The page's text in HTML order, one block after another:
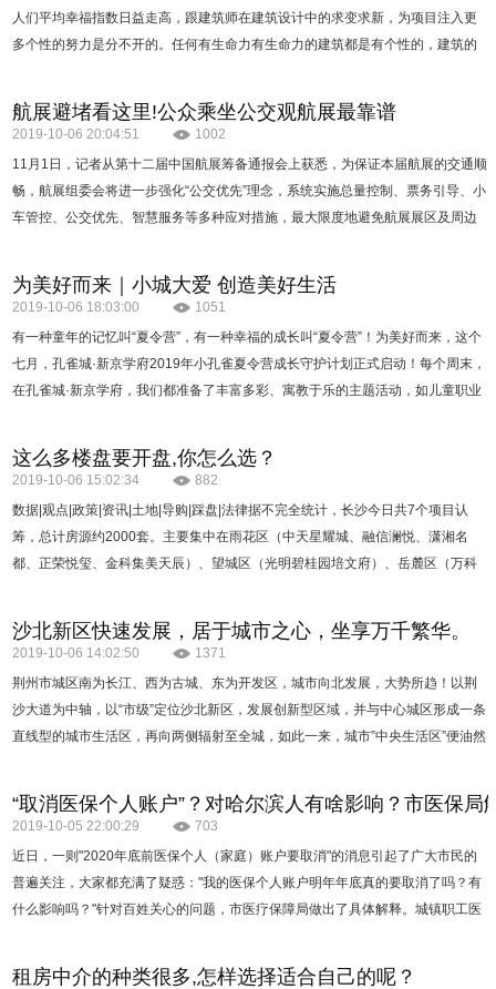
人们平均幸福指数日益走高，跟建筑师在建筑设计中的求变求新，为项目注入更
多个性的努力是分不开的。任何有生命力有生命力的建筑都是有个性的，建筑的
航展避堵看这里!公众乘坐公交观航展最靠谱
2019-10-06 20:04:51
1002
11月1日，记者从第十二届中国航展筹备通报会上获悉，为保证本届航展的交通顺
畅，航展组委会将进一步强化“公交优先”理念，系统实施总量控制、票务引导、小
车管控、公交优先、智慧服务等多种应对措施，最大限度地避免航展展区及周边
为美好而来｜小城大爱 创造美好生活
2019-10-06 18:03:00
1051
有一种童年的记忆叫“夏令营”，有一种幸福的成长叫“夏令营”！为美好而来，这个
七月，孔雀城·新京学府2019年小孔雀夏令营成长守护计划正式启动！每个周末，
在孔雀城·新京学府，我们都准备了丰富多彩、寓教于乐的主题活动，如儿童职业
这么多楼盘要开盘,你怎么选？
2019-10-06 15:02:34
882
数据|观点|政策|资讯|土地|导购|踩盘|法律据不完全统计，长沙今日共7个项目认
筹，总计房源约2000套。主要集中在雨花区（中天星耀城、融信澜悦、潇湘名
都、正荣悦玺、金科集美天辰）、望城区（光明碧桂园培文府）、岳麓区（万科
沙北新区快速发展，居于城市之心，坐享万千繁华。
2019-10-06 14:02:50
1371
荆州市城区南为长江、西为古城、东为开发区，城市向北发展，大势所趋！以荆
沙大道为中轴，以“市级”定位沙北新区，发展创新型区域，并与中心城区形成一条
直线型的城市生活区，再向两侧辐射至全城，如此一来，城市”中央生活区”便油然
“取消医保个人账户”？对哈尔滨人有啥影响？市医保
2019-10-05 22:00:29
703
近日，一则"2020年底前医保个人（家庭）账户要取消"的消息引起了广大市民的
普遍关注，大家都充满了疑惑："我的医保个人账户明年年底真的要取消了吗？有
什么影响吗？"针对百姓关心的问题，市医疗保障局做出了具体解释。城镇职工医
租房中介的种类很多,怎样选择适合自己的呢？